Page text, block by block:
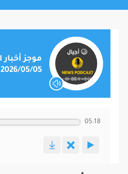
2026/05/05
05:18